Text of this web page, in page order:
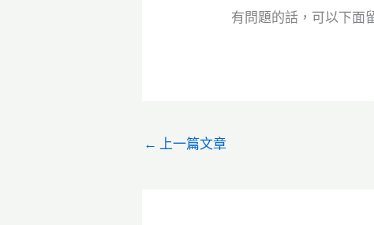
有問題的話，可以下面
← 上一篇文章